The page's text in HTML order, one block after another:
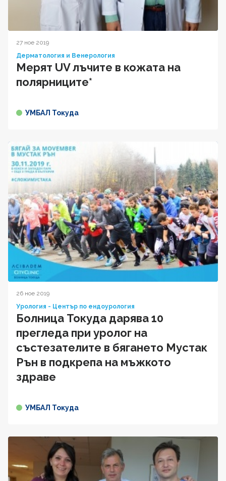
27 ное 2019
Дерматология и Венерология
Мерят UV лъчите в кожата на
полярниците*
УМБАЛ Токуда
26 ное 2019
Урология - Център по ендоурология
Болница Токуда дарява 10
прегледа при уролог на
състезателите в бягането Мустак
Рън в подкрепа на мъжкото
здраве
УМБАЛ Токуда